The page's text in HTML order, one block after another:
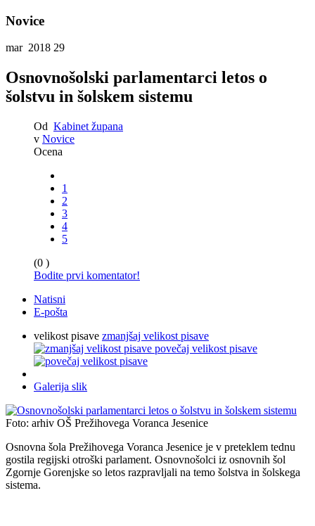
Novice
mar 2018 29
Osnovnošolski parlamentarci letos o
šolstvu in šolskem sistemu
Od Kabinet župana
v Novice
Ocena
1
2
3
4
5
(0 )
Bodite prvi komentator!
Natisni
E-pošta
velikost pisave zmanjšaj velikost pisave
povečaj velikost pisave
Galerija slik
Foto: arhiv OŠ Prežihovega Voranca Jesenice
Osnovna šola Prežihovega Voranca Jesenice je v preteklem tednu
gostila regijski otroški parlament. Osnovnošolci iz osnovnih šol
Zgornje Gorenjske so letos razpravljali na temo šolstva in šolskega
sistema.